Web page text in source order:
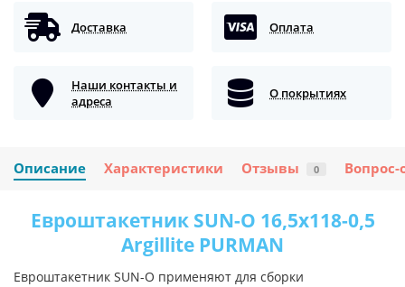
Доставка Оплата
Наши контакты и
адреса
О покрытиях
Описание Характеристики Отзывы 0 Вопрос-
Евроштакетник SUN-O 16,5х118-0,5
Argillite PURMAN
Евроштакетник SUN-O применяют для сборки